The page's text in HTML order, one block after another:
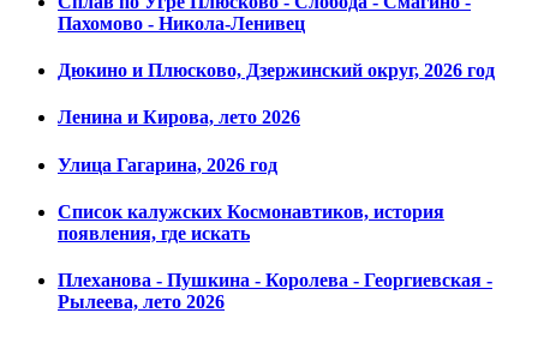
Пахомово - Никола-Ленивец
Дюкино и Плюсково, Дзержинский округ, 2026 год
Ленина и Кирова, лето 2026
Улица Гагарина, 2026 год
Список калужских Космонавтиков, история
появления, где искать
Плеханова - Пушкина - Королева - Георгиевская -
Рылеева, лето 2026